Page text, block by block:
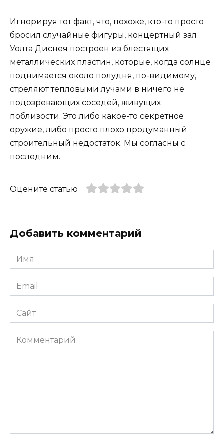
Игнорируя тот факт, что, похоже, кто-то просто
бросил случайные фигуры, концертный зал
Уолта Диснея построен из блестящих
металлических пластин, которые, когда солнце
поднимается около полудня, по-видимому,
стреляют тепловыми лучами в ничего не
подозревающих соседей, живущих
поблизости. Это либо какое-то секретное
оружие, либо просто плохо продуманный
строительный недостаток. Мы согласны с
последним.
Оцените статью
Добавить комментарий
Имя
*
Email
*
Сайт
Комментарий